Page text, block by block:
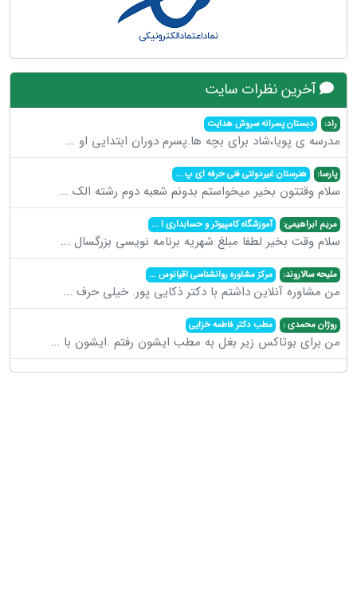
آخرین نظرات سایت
راد: دبستان پسرانه سروش هدایت
مدرسه ی پویا،شاد برای بچه ها.پسرم دوران ابتدایی او ...
پارسا: هنرستان غیردولتی فنی حرفه ای پ...
سلام وقتتون بخیر میخواستم بدونم شعبه دوم رشته الک ...
مریم ابراهیمی: آموزشگاه کامپیوتر و حسابداری ا...
سلام وقت بخیر لطفا مبلغ شهریه برنامه نویسی بزرگسال ...
ملیحه سالاروند: مرکز مشاوره روانشناسی اقیانوس...
من مشاوره آنلاین داشتم با دکتر ذکایی پور. خیلی حرف ...
روژان محمدی : مطب دکتر فاطمه خزایی
من برای بوتاکس زیر بغل به مطب ایشون رفتم .ایشون با ...